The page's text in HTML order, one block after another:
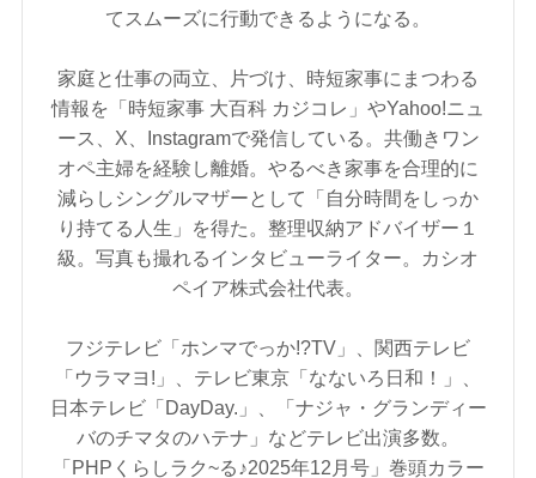
てスムーズに行動できるようになる。
家庭と仕事の両立、片づけ、時短家事にまつわる
情報を「時短家事 大百科 カジコレ」やYahoo!ニュ
ース、X、Instagramで発信している。共働きワン
オペ主婦を経験し離婚。やるべき家事を合理的に
減らしシングルマザーとして「自分時間をしっか
り持てる人生」を得た。整理収納アドバイザー１
級。写真も撮れるインタビューライター。カシオ
ペイア株式会社代表。
フジテレビ「ホンマでっか!?TV」、関西テレビ
「ウラマヨ!」、テレビ東京「なないろ日和！」、
日本テレビ「DayDay.」、「ナジャ・グランディー
バのチマタのハテナ」などテレビ出演多数。
「PHPくらしラク~る♪2025年12月号」巻頭カラー